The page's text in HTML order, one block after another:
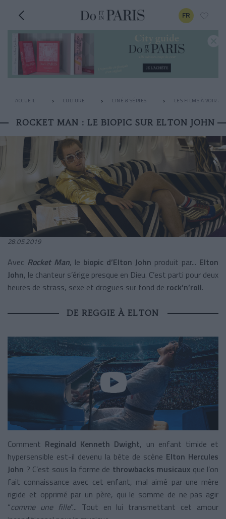
FR
ACCUEIL CULTURE CINÉ & SÉRIES LES FILMS À VOIR
ROCKET MAN : LE BIOPIC SUR ELTON JOHN
28.05.2019
Avec Rocket Man, le biopic d’Elton John produit par... Elton
John, le chanteur s’érige presque en Dieu. C’est parti pour deux
heures de strass, sexe et drogues sur fond de rock’n’roll.
DE REGGIE À ELTON
Comment Reginald Kenneth Dwight, un enfant timide et
hypersensible est-il devenu la bête de scène Elton Hercules
John ? C’est sous la forme de throwbacks musicaux que l’on
fait connaissance avec cet enfant, mal aimé par une mère
rigide et opprimé par un père, qui le somme de ne pas agir
“comme une fille”... Tout en lui transmettant cet amour